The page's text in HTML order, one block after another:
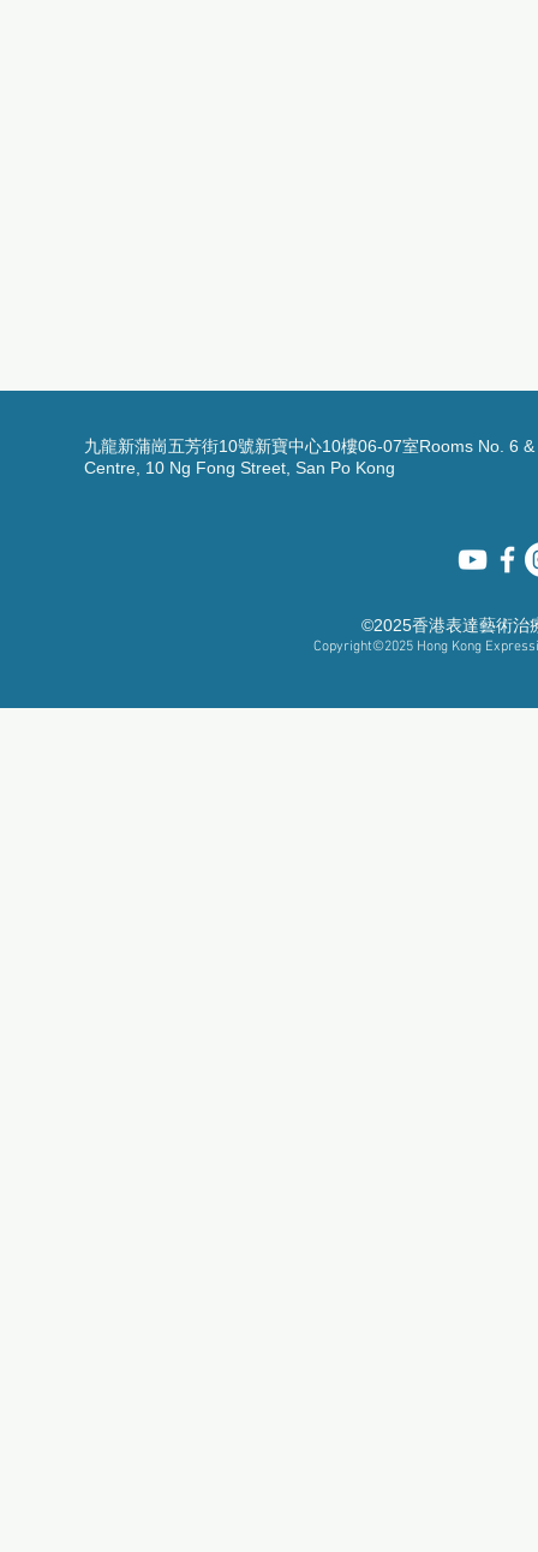
九龍新蒲崗五芳街10號新寶中心10樓06-07室Rooms No. 6
Centre, 10 Ng Fong Street, San Po Kong
©2025香港表達藝術治
Copyright©2025 Hong Kong